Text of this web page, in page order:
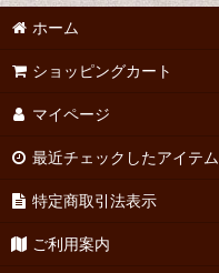
ホーム
ショッピングカート
マイページ
最近チェックしたアイテム
特定商取引法表示
ご利用案内